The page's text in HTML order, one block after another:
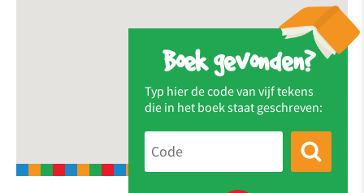
Boek gevonden?
Typ hier de code van vijf tekens
die in het boek staat geschreven: